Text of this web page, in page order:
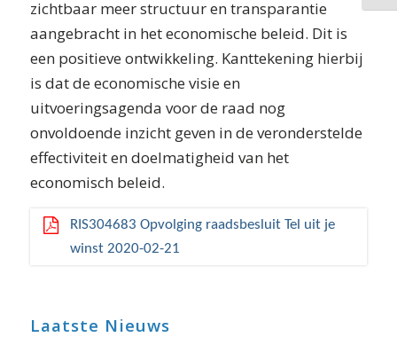
zichtbaar meer structuur en transparantie
aangebracht in het economische beleid. Dit is
een positieve ontwikkeling. Kanttekening hierbij
is dat de economische visie en
uitvoeringsagenda voor de raad nog
onvoldoende inzicht geven in de veronderstelde
effectiviteit en doelmatigheid van het
economisch beleid.
RIS304683 Opvolging raadsbesluit Tel uit je
winst 2020-02-21
Laatste Nieuws